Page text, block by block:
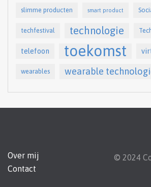
slimme producten smart product
techfestival technologie
telefoon toekomst
wearables wearable
Over mij
Contact
© 2024